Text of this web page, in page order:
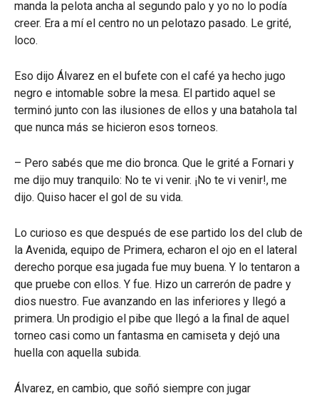
manda la pelota ancha al segundo palo y yo no lo podía
creer. Era a mí el centro no un pelotazo pasado. Le grité,
loco.
Eso dijo Álvarez en el bufete con el café ya hecho jugo
negro e intomable sobre la mesa. El partido aquel se
terminó junto con las ilusiones de ellos y una batahola tal
que nunca más se hicieron esos torneos.
– Pero sabés que me dio bronca. Que le grité a Fornari y
me dijo muy tranquilo: No te vi venir. ¡No te vi venir!, me
dijo. Quiso hacer el gol de su vida.
Lo curioso es que después de ese partido los del club de
la Avenida, equipo de Primera, echaron el ojo en el lateral
derecho porque esa jugada fue muy buena. Y lo tentaron a
que pruebe con ellos. Y fue. Hizo un carrerón de padre y
dios nuestro. Fue avanzando en las inferiores y llegó a
primera. Un prodigio el pibe que llegó a la final de aquel
torneo casi como un fantasma en camiseta y dejó una
huella con aquella subida.
Álvarez, en cambio, que soñó siempre con jugar